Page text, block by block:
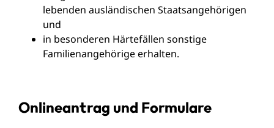
lebenden ausländischen Staatsangehörigen
und
in besonderen Härtefällen sonstige
Familienangehörigeerhalten.
Onlineantrag und Formulare